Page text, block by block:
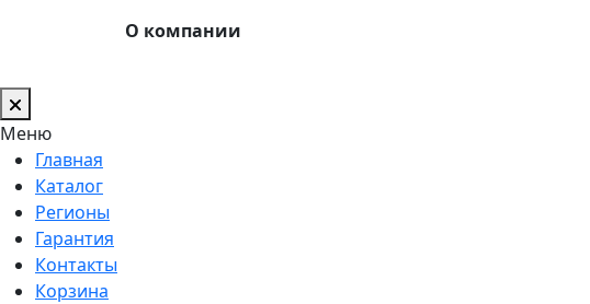
О компании
Меню
Главная
Каталог
Регионы
Гарантия
Контакты
Корзина